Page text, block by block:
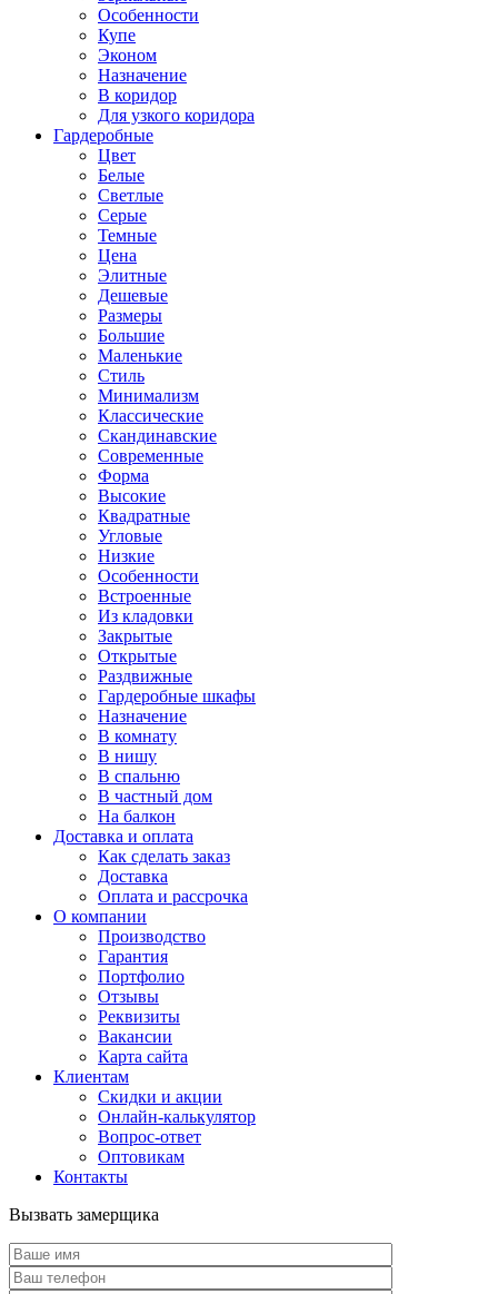
Особенности
Купе
Эконом
Назначение
В коридор
Для узкого коридора
Гардеробные
Цвет
Белые
Светлые
Серые
Темные
Цена
Элитные
Дешевые
Размеры
Большие
Маленькие
Стиль
Минимализм
Классические
Скандинавские
Современные
Форма
Высокие
Квадратные
Угловые
Низкие
Особенности
Встроенные
Из кладовки
Закрытые
Открытые
Раздвижные
Гардеробные шкафы
Назначение
В комнату
В нишу
В спальню
В частный дом
На балкон
Доставка и оплата
Как сделать заказ
Доставка
Оплата и рассрочка
О компании
Производство
Гарантия
Портфолио
Отзывы
Реквизиты
Вакансии
Карта сайта
Клиентам
Скидки и акции
Онлайн-калькулятор
Вопрос-ответ
Оптовикам
Контакты
Вызвать замерщика